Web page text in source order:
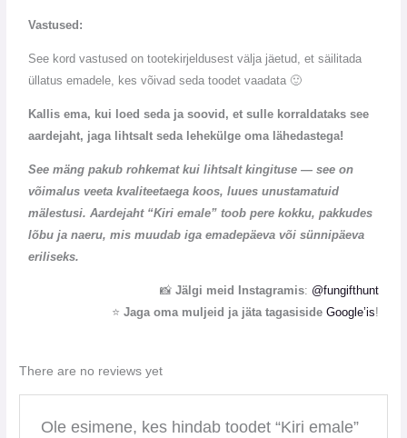
Vastused:
See kord vastused on tootekirjeldusest välja jäetud, et säilitada
üllatus emadele, kes võivad seda toodet vaadata 🙂
Kallis ema, kui loed seda ja soovid, et sulle korraldataks see
aardejaht, jaga lihtsalt seda lehekülge oma lähedastega!
See mäng pakub rohkemat kui lihtsalt kingituse — see on
võimalus veeta kvaliteetaega koos, luues unustamatuid
mälestusi. Aardejaht “Kiri emale” toob pere kokku, pakkudes
lõbu ja naeru, mis muudab iga emadepäeva või sünnipäeva
eriliseks.
📸 Jälgi meid Instagramis: @fungifthunt
⭐ Jaga oma muljeid ja jäta tagasisideGoogle’is!
There are no reviews yet
Ole esimene, kes hindab toodet “Kiri emale”